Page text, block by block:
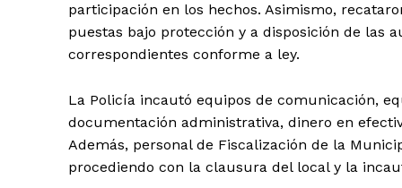
participación en los hechos. Asimismo,
puestas bajo protección y a disposición de las
correspondientes conforme a ley.
La Policía incautó equipos de comunicación,
documentación administrativa, dinero en
Además, personal de Fiscalización de la
procediendo con la clausura del local y la